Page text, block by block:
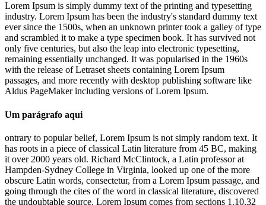
Lorem Ipsum is simply dummy text of the printing and typesetting
industry. Lorem Ipsum has been the industry's standard dummy text
ever since the 1500s, when an unknown printer took a galley of type
and scrambled it to make a type specimen book. It has survived not
only five centuries, but also the leap into electronic typesetting,
remaining essentially unchanged. It was popularised in the 1960s
with the release of Letraset sheets containing Lorem Ipsum
passages, and more recently with desktop publishing software like
Aldus PageMaker including versions of Lorem Ipsum.
Um parágrafo aqui
ontrary to popular belief, Lorem Ipsum is not simply random text. It
has roots in a piece of classical Latin literature from 45 BC, making
it over 2000 years old. Richard McClintock, a Latin professor at
Hampden-Sydney College in Virginia, looked up one of the more
obscure Latin words, consectetur, from a Lorem Ipsum passage, and
going through the cites of the word in classical literature, discovered
the undoubtable source. Lorem Ipsum comes from sections 1.10.32